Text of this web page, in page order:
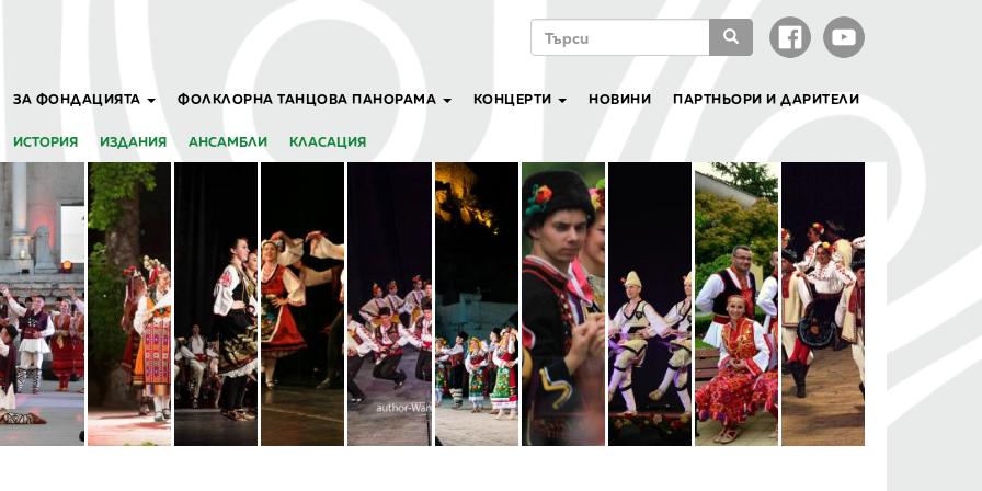
ФОРМА
ЗА
ТЪРСЕНЕ
ЗА ФОНДАЦИЯТА ФОЛКЛОРНА ТАНЦОВА ПАНОРАМА КОНЦЕРТИ НОВИНИ ПАРТНЬОРИ И ДАРИТЕЛИ
ИСТОРИЯ ИЗДАНИЯ АНСАМБЛИ КЛАСАЦИЯ